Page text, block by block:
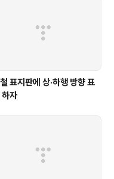
톨한
혹시
표지판에 상·하행 방향 표
하자